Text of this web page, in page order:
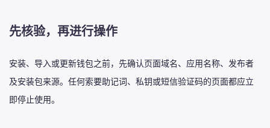
先核验，再进行操作
安装、导入或更新钱包之前，先确认页面域名、应用名称、发布者
及安装包来源。任何索要助记词、私钥或短信验证码的页面都应立
即停止使用。